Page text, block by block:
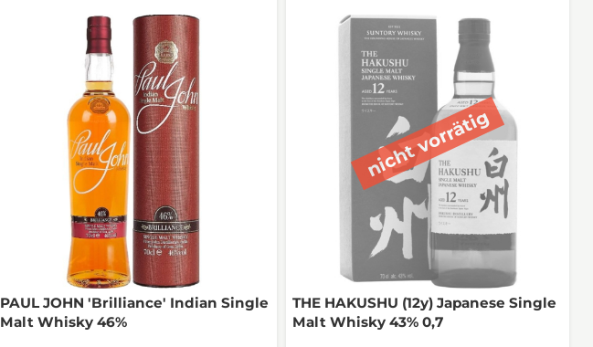
PAUL JOHN 'Brilliance' Indian Single
Malt Whisky 46%
THE HAKUSHU (12y) Japanese Single
Malt Whisky 43% 0,7